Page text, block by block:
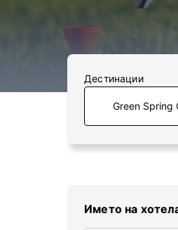
Дестинации
Името на